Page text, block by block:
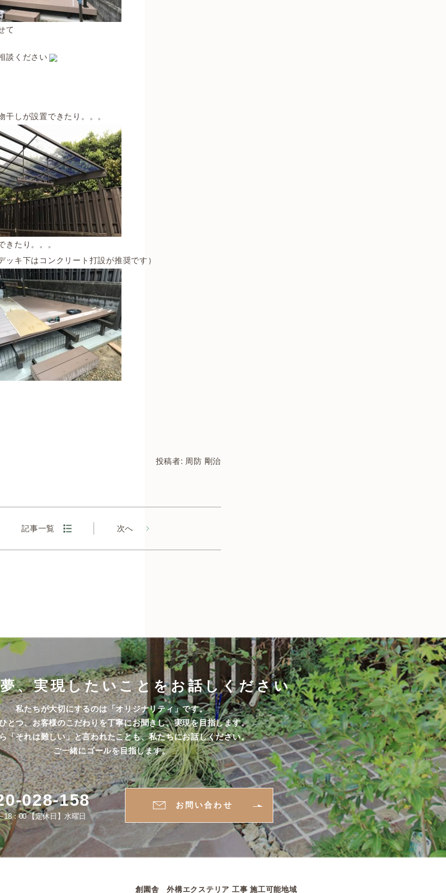
て
談ください
しが設置できたり。。。
きたり。。。
キ下はコンクリート打設が推奨です）
投稿者: 周防 剛治
記事一覧 次へ
、実現したいことをお話しください
私たちが大切にするのは「オリジナリティ」です。
とつ、お客様のこだわりを丁寧にお聞きし、実現を目指します。
「それは難しい」と言われたことも、私たちにお話しください。
ご一緒にゴールを目指します。
028-158
18：00 【定休日】水曜日
お問い合わせ
創園舎 外構エクステリア 工事 施工可能地域